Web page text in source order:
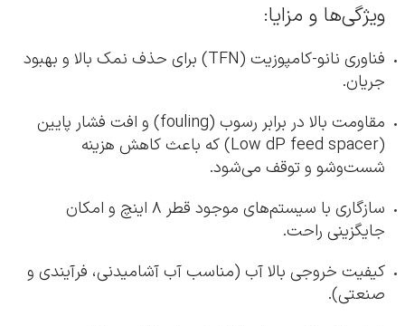
ویژگی‌ها و مزایا:
فناوری نانو-کامپوزیت (TFN) برای حذف نمک بالا و بهبود
جریان.
مقاومت بالا در برابر رسوب (fouling) و افت فشار پایین
(Low dP feed spacer) که باعث کاهش هزینه
شست‌وشو و توقف می‌شود.
سازگاری با سیستم‌های موجود قطر ۸ اینچ و امکان
جایگزینی راحت.
کیفیت خروجی بالا آب (مناسب آب آشامیدنی، فرآیندی و
صنعتی).